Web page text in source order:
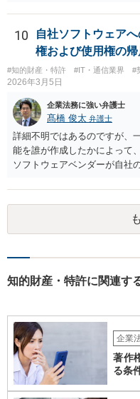
10
自社ソフトウェア
権および使用権の
#知的財産・特許 #IT・通信業界 #
2026年3月5日
企業法務に強い弁護士
髙橋 俊太 弁護士
詳細不明ではあるのですが、
能を誰が作成したかによって
ソフトウェアベンダーが自社
の合意がない限り、追加部分
てベンダーに帰属します。利
れだけで著作権が利用者に移
者側に認められるのは通常、
みが使用できるのか、ベンダ
者に帰属させる、あるいはベ
使用権を認めるといった整理
用負担のみをもって著作権の
作した主体と、当事者間の契
知的財産・特許に関連す
企業
著作
る条